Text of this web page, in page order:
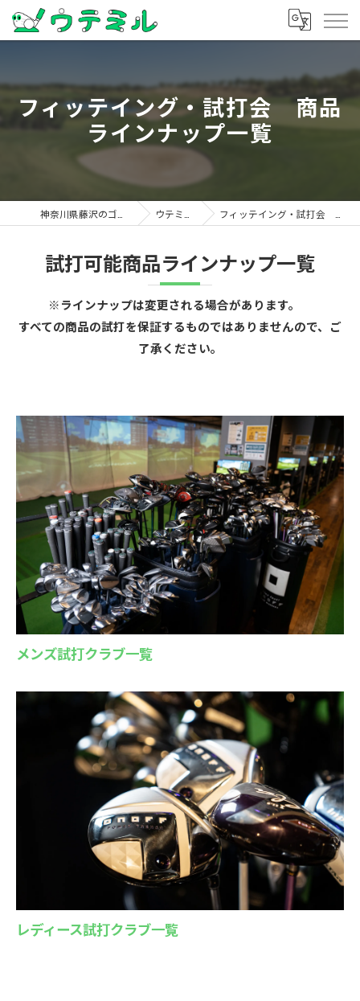
フィッテイング・試打会 商品
ラインナップ一覧
ウテミル試打会 フィッテイング・試打会 商品ラインナップ一覧
試打可能商品ラインナップ一覧
※ラインナップは変更される場合があります。
すべての商品の試打を保証するものではありませんので、ご
了承ください。
メンズ試打クラブ一覧
レディース試打クラブ一覧